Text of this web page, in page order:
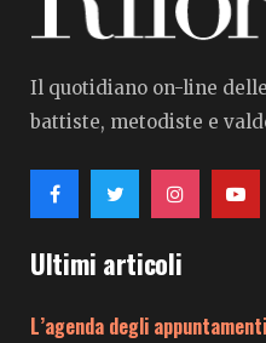
Il quotidiano on-line
battiste, metodiste e
Ultimi articoli
L’agenda degli